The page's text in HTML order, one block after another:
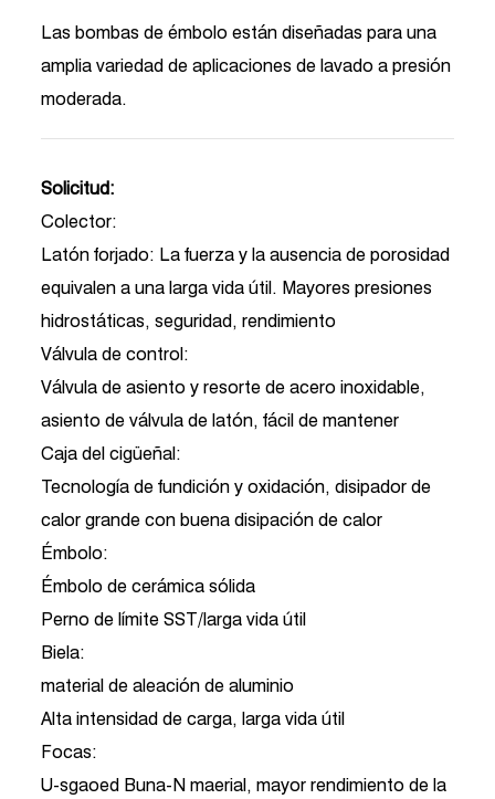
Las bombas de émbolo están diseñadas para una
amplia variedad de aplicaciones de lavado a presión
moderada.
Solicitud:
Colector:
Latón forjado: La fuerza y ​​la ausencia de porosidad
equivalen a una larga vida útil. Mayores presiones
hidrostáticas, seguridad, rendimiento
Válvula de control:
Válvula de asiento y resorte de acero inoxidable,
asiento de válvula de latón, fácil de mantener
Caja del cigüeñal:
Tecnología de fundición y oxidación, disipador de
calor grande con buena disipación de calor
Émbolo:
Émbolo de cerámica sólida
Perno de límite SST/larga vida útil
Biela:
material de aleación de aluminio
Alta intensidad de carga, larga vida útil
Focas:
U-sgaoed Buna-N maerial, mayor rendimiento de la